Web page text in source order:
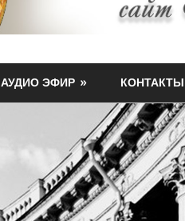
АУДИО ЭФИР КОНТАКТЫ